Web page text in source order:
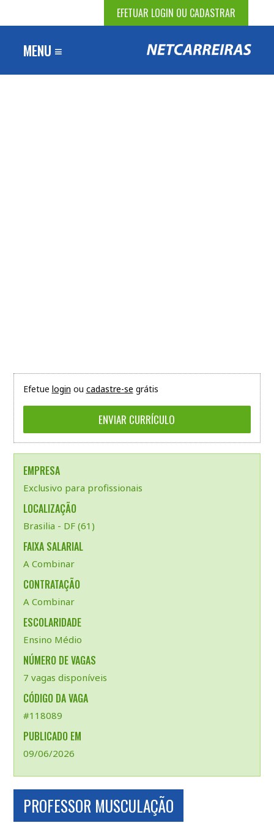
EFETUAR LOGIN OU CADASTRAR
MENU ≡
Efetue login ou cadastre-se grátis
EMPRESA
Exclusivo para profissionais
LOCALIZAÇÃO
Brasilia - DF (61)
FAIXA SALARIAL
A Combinar
CONTRATAÇÃO
A Combinar
ESCOLARIDADE
Ensino Médio
NÚMERO DE VAGAS
7 vagas disponíveis
CÓDIGO DA VAGA
#118089
PUBLICADO EM
09/06/2026
PROFESSOR MUSCULAÇÃO